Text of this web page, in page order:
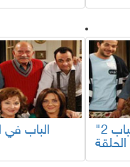
"الباب في الباب 2